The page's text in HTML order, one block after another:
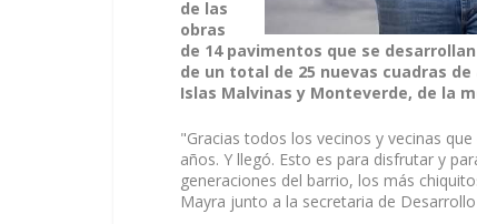
de las
obras
de 14 pavimentos que se
de un total de 25 nuevas cuadras
Islas Malvinas y Monteverde, de la
"Gracias todos los vecinos y vecinas
años. Y llegó. Esto es para disfrutar y
generaciones del barrio, los más
Mayra junto a la secretaria de